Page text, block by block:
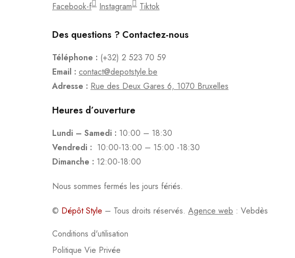
Facebook-f Instagram Tiktok
Des questions ? Contactez-nous
Téléphone : (+32) 2 523 70 59
Email : contact@depotstyle.be
Adresse : Rue des Deux Gares 6, 1070 Bruxelles
Heures d’ouverture
Lundi – Samedi : 10:00 – 18:30
Vendredi : 10:00-13:00 – 15:00 -18:30
Dimanche : 12:00-18:00
Nous sommes fermés les jours fériés.
© Dépôt Style – Tous droits réservés. Agence web : Vebdès
Conditions d'utilisation
Politique Vie Privée